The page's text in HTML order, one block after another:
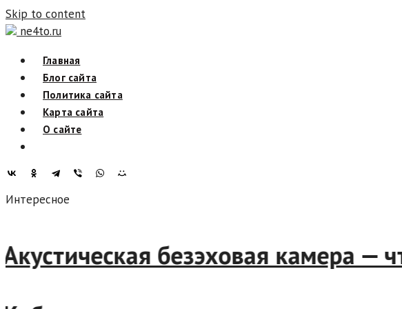
Skip to content
ne4to.ru
Главная
Блог сайта
Политика сайта
Карта сайта
О сайте
Интересное
Акустическая безэховая камера —